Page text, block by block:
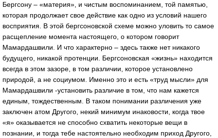
Бергсону – «материя», и чистым воспоминанием, той памятью,
которая продолжает свое действие как одно из условий нашего
восприятия. В этой бергсоновской схеме можно уловить то самое
расщепление момента настоящего, о котором говорит
Мамардашвили. И что характерно – здесь также нет никакого
будущего, никакой протенции. Бергсоновская «жизнь» находится
всегда в этом зазоре, в том различии, которое установлено
природой, а не социумом. Именно это и есть «труд мысли» для
Мамардашвили -установить различие в том, что нам кажется
единым, тождественным. В таком понимании различения уже
заключен атом Другого, некий минимум инаковости, когда твое
«я» оказывается не способно схватить некоторые вещи в
познании, и тогда тебе настоятельно необходим приход Другого,